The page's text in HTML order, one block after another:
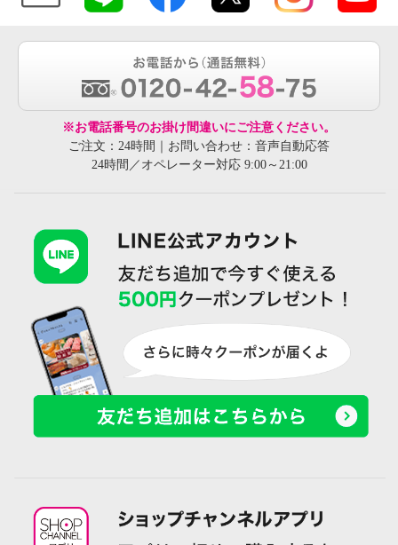
※お電話番号のお掛け間違いにご注意ください。
ご注文：24時間｜お問い合わせ：音声自動応答
24時間／オペレーター対応 9:00～21:00